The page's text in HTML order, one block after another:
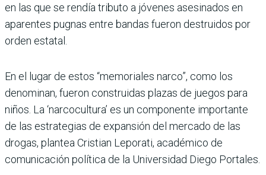
en las que se rendía tributo a jóvenes asesinados en
aparentes pugnas entre bandas fueron destruidos por
orden estatal.
En el lugar de estos “memoriales narco”, como los
denominan, fueron construidas plazas de juegos para
niños. La ‘narcocultura’ es un componente importante
de las estrategias de expansión del mercado de las
drogas, plantea Cristian Leporati, académico de
comunicación política de la Universidad Diego Portales.